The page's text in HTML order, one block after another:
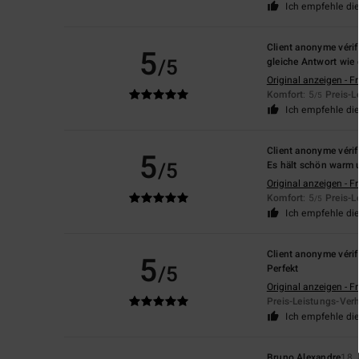
Ich empfehle
5/5
Client anonyme vérifié
gleiche Antwort wie
Original anzeigen -
Komfort: 5/5 Preis-
Ich empfehle
5/5
Client anonyme vérifié
Es hält schön warm
Original anzeigen -
Komfort: 5/5 Preis-
Ich empfehle
5/5
Client anonyme vérifié
Perfekt
Original anzeigen -
Preis-Leistungs-
Ich empfehle